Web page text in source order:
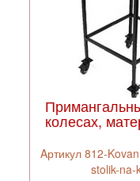
колесах,
Aртикул 812-
stolik-na-